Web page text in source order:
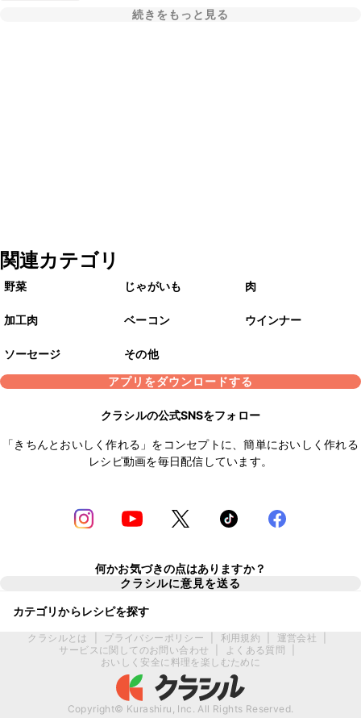
続きをもっと見る
関連カテゴリ
野菜 じゃがいも 肉
加工肉 ベーコン ウインナー
ソーセージ
その他
アプリをダウンロードする
クラシルの公式SNSをフォロー
「きちんとおいしく作れる」をコンセプトに、簡単においしく作れる
レシピ動画を毎日配信しています。
何かお気づきの点はありますか？
クラシルに意見を送る
カテゴリからレシピを探す
クラシルとは プライバシーポリシー 利用規約 運営会社
サービスに関してのお問い合わせ
よくある質問
おいしく安全に料理を楽しむために
Copyright© Kurashiru, Inc. All Rights Reserved.